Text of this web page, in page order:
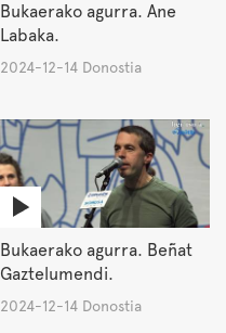
Bukaerako agurra. Ane
Labaka.
2024-12-14 Donostia
Bukaerako agurra. Beñat
Gaztelumendi.
2024-12-14 Donostia